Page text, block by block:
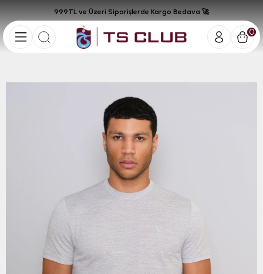
0
999TL ve Üzeri Siparişlerde Kargo Bedava 🚀